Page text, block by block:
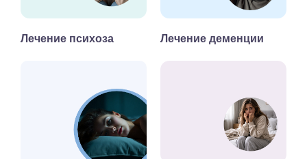
Лечение психоза Лечение деменции